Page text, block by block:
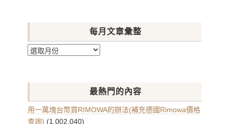
每月文章彙整
每
章
整
最熱門的內容
用一萬塊台幣買RIMOWA的辦法(補充德國Rimowa價格
查詢) (1,002,040)